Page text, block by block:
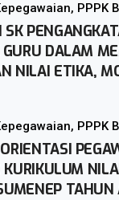
PPPK
SK
GURU DALAM
NILAI ETIKA,
PPPK
KURIKULUM